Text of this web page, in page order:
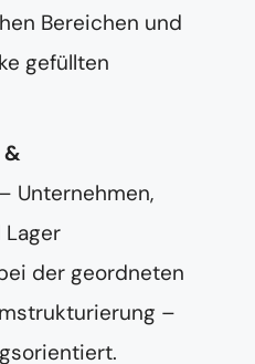
Bereichen und
gefüllten
– Unternehmen,
der geordneten
–